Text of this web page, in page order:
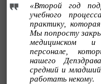
«Второй год
учебного
практику,
Мы попросту
медицинском и
персонале,
нашего
средний и
работать некому.